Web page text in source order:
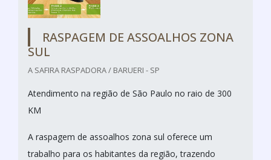
RASPAGEM DE ASSOALHOS ZONA
SUL
A SAFIRA RASPADORA / BARUERI - SP
Atendimento na região de São Paulo no raio de 300
KM
A raspagem de assoalhos zona sul oferece um
trabalho para os habitantes da região, trazendo